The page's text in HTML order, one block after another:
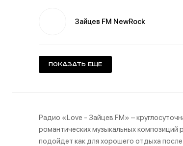
Зайцев FM NewRock
Показать еще
Радио «Love - Зайцев.FM» –
романтических музыкальных композиций
подойдет как для хорошего отдыха